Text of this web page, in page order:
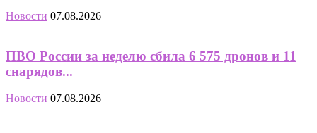
Новости 07.08.2026
ПВО России за неделю сбила 6 575 дронов и 11
снарядов...
Новости 07.08.2026